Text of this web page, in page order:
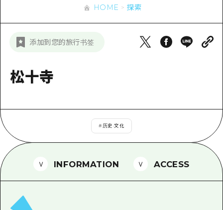
夜晚生活
治愈
宫岛周边
一日游
1晚2天
2晚3天
东山口
广岛免费无线上网
新闻
HOME 探索
添加到您的旅行书签
松十寺
# 历史·文化
INFORMATION ACCESS